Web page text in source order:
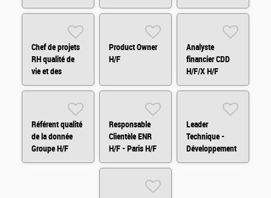
H/F/X
Amiable H/F/X
Chef de projets
RH qualité de
vie et des
conditions de
Product Owner
H/F
Analyste
financier CDD
H/F/X H/F
Référent qualité
de la donnée
Groupe H/F
Responsable
Clientèle ENR
H/F - Paris H/F
Leader
Technique -
Développement
Fullstack H/F